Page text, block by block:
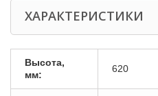
ХАРАКТЕРИСТИКИ
Высота,
мм:
620